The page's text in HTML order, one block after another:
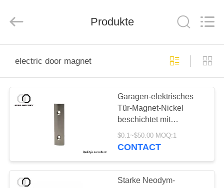
PRODUKTE
FABRIK-
AUSFLUG
Rights
Produkte
electric door magnet
Garagen-elektrisches
Tür-Magnet-Nickel
beschichtet mit
Bescheinigung ISO
9001 RoHS
$0.1~$50.00 MOQ:1
CONTACT
Starke Neodym-